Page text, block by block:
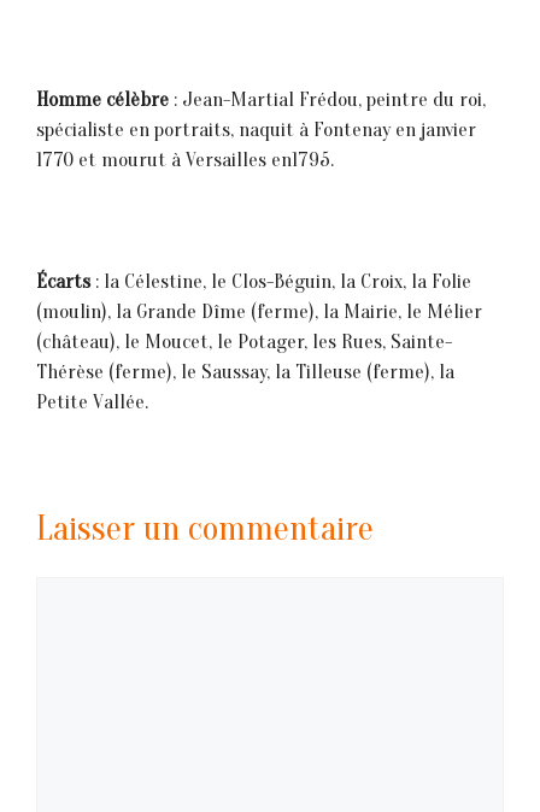
Homme célèbre : Jean-Martial Frédou, peintre du roi,
spécialiste en portraits, naquit à Fontenay en janvier
1770 et mourut à Versailles en1795.
Écarts: la Célestine, le Clos-Béguin, la Croix, la Folie
(moulin), la Grande Dîme (ferme), la Mairie, le Mélier
(château), le Moucet, le Potager, les Rues, Sainte-
Thérèse (ferme), le Saussay, la Tilleuse (ferme), la
Petite Vallée.
Laisser un commentaire